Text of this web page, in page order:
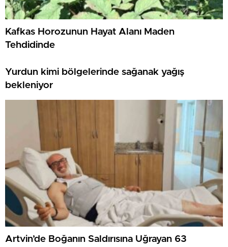
Kafkas Horozunun Hayat Alanı Maden
Tehdidinde
Yurdun kimi bölgelerinde sağanak yağış
bekleniyor
Artvin’de Boğanın Saldırısına Uğrayan 63